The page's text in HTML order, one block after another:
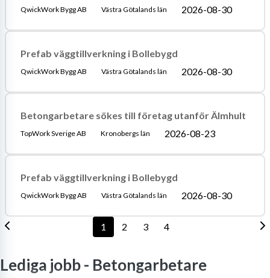
QwickWork Bygg AB Västra Götalands län 2026-08-30
Prefab väggtillverkning i Bollebygd
QwickWork Bygg AB Västra Götalands län 2026-08-30
Betongarbetare sökes till företag utanför Älmhult
TopWork Sverige AB Kronobergs län 2026-08-23
Prefab väggtillverkning i Bollebygd
QwickWork Bygg AB Västra Götalands län 2026-08-30
1 2 3 4
Lediga jobb - Betongarbetare